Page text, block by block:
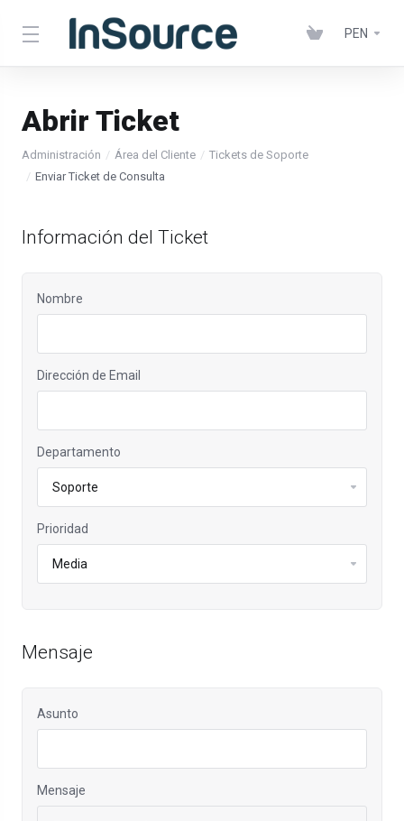
PEN
Abrir Ticket
Administración Área del Cliente
Tickets de Soporte
Enviar Ticket de Consulta
Información del Ticket
Nombre
Dirección de Email
Departamento
Prioridad
Mensaje
Asunto
Mensaje